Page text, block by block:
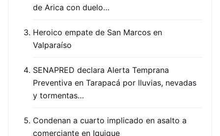
de Arica con duelo…
Heroico empate de San Marcos en
Valparaíso
SENAPRED declara Alerta Temprana
Preventiva en Tarapacá por lluvias, nevadas
y tormentas…
Condenan a cuarto implicado en asalto a
comerciante en Iquique